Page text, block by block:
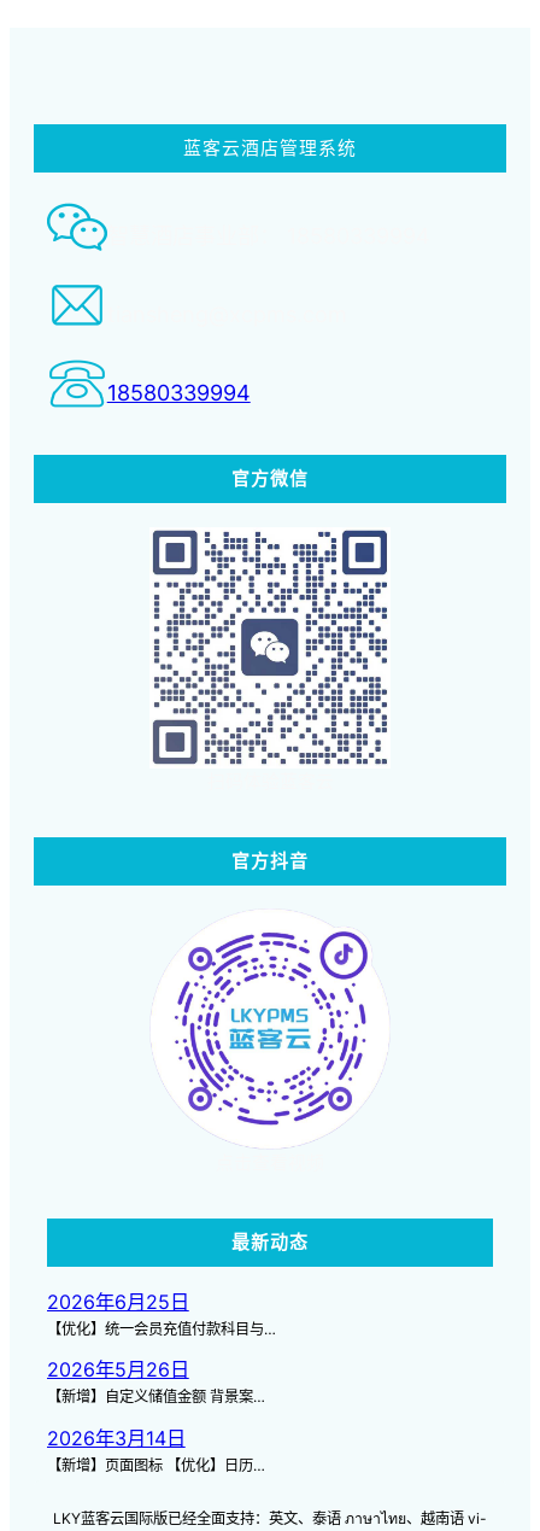
蓝客云酒店管理系统
智慧酒店事业部： 18580339994
18580339994
官方微信
官方抖音
最新动态
2026年6月25日
【优化】统一会员充值付款科目与…
2026年5月26日
【新增】自定义储值金额 背景案…
2026年3月14日
【新增】页面图标 【优化】日历…
LKY蓝客云国际版已经全面支持：英文、泰语 ภาษาไทย、越南语 vi-